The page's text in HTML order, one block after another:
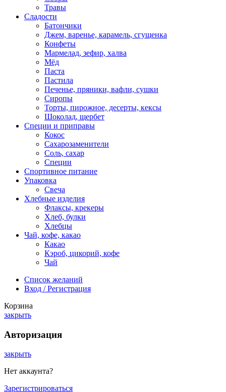
Травы
Сладости
Батончики
Джем, варенье, карамель, сгущенка
Конфеты
Мармелад, зефир, халва
Мёд
Паста
Пастила
Печенье, пряники, вафли, сушки
Сиропы
Торты, пирожное, десерты, кексы
Шоколад, щербет
Специи и приправы
Кокос
Сахарозаменители
Соль, сахар
Специи
Спортивное питание
Упаковка
Свеча
Хлебные изделия
Флаксы, крекеры
Хлеб, булки
Хлебцы
Чай, кофе, какао
Какао
Кэроб, цикорий, кофе
Чай
Список желаний
Вход / Регистрация
Корзина
закрыть
Авторизация
закрыть
Нет аккаунта?
Зарегистрироваться